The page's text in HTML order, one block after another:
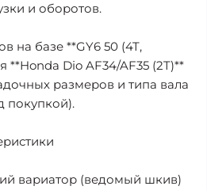
и оборотов.
на базе **GY6 50 (4T,
**Honda Dio AF34/AF35 (2T)**
размеров и типа вала
покупкой).
вариатор (ведомый шкив)